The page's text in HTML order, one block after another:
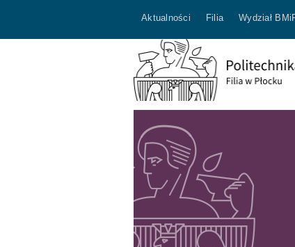
Aktualności Filia Wydział